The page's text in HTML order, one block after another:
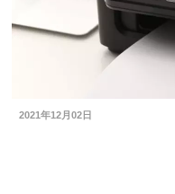
2021年12月02日